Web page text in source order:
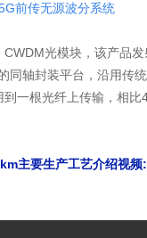
前传无源波分系统
主要生产工艺介绍视频: